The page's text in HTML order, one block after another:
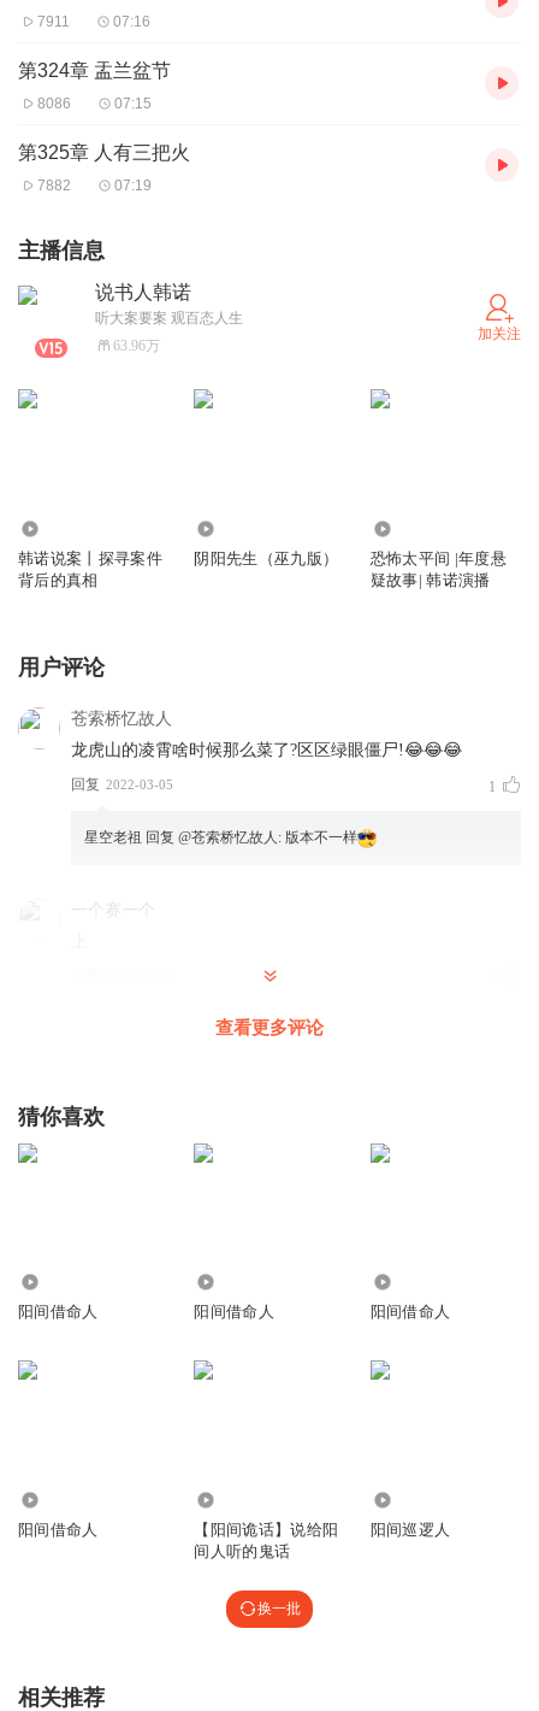
7911 07:16
第324章 盂兰盆节
8086 07:15
第325章 人有三把火
7882 07:19
主播信息
说书人韩诺
听大案要案 观百态人生
63.96万
加关注
韩诺说案丨探寻案件
背后的真相
阴阳先生（巫九版）
恐怖太平间 |年度悬
疑故事| 韩诺演播
用户评论
苍索桥忆故人
龙虎山的凌霄啥时候那么菜了?区区绿眼僵尸!😂😂😂
回复 2022-03-05 1
星空老祖 回复 @苍索桥忆故人 : 版本不一样
一个赛一个
查看更多评论
猜你喜欢
阳间借命人 阳间借命人 阳间借命人
阳间借命人
【阳间诡话】说给阳
间人听的鬼话
阳间巡逻人
换一批
相关推荐